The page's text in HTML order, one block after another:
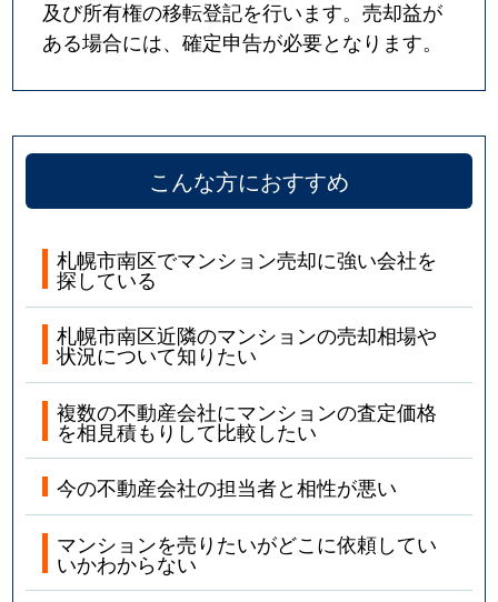
及び所有権の移転登記を行います。売却益が
ある場合には、確定申告が必要となります。
こんな方におすすめ
札幌市南区でマンション売却に強い会社を
探している
札幌市南区近隣のマンションの売却相場や
状況について知りたい
複数の不動産会社にマンションの査定価格
を相見積もりして比較したい
今の不動産会社の担当者と相性が悪い
マンションを売りたいがどこに依頼してい
いかわからない